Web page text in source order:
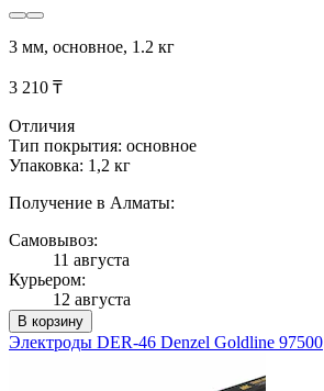
3 мм, основное, 1.2 кг
3 210 ₸
Отличия
Тип покрытия: основное
Упаковка: 1,2 кг
Получение в Алматы:
Самовывоз:
11 августа
Курьером:
12 августа
В корзину
Электроды DER-46 Denzel Goldline 97500